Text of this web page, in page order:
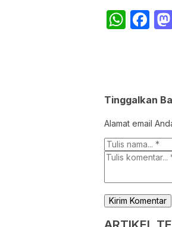
Tinggalkan
Alamat email